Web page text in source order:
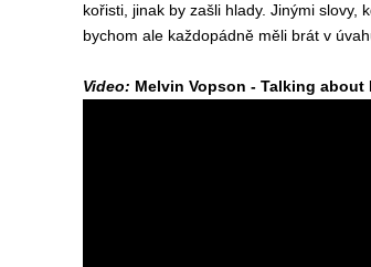
kořisti, jinak by zašli hlady. Jinými
bychom ale každopádně měli brát v
Video: Melvin Vopson - Talking